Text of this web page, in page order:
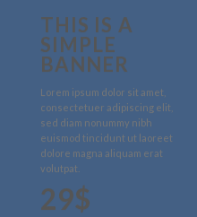
THIS IS A
SIMPLE
BANNER
Lorem ipsum dolor sit amet,
consectetuer adipiscing elit,
sed diam nonummy nibh
euismod tincidunt ut laoreet
dolore magna aliquam erat
volutpat.
29$